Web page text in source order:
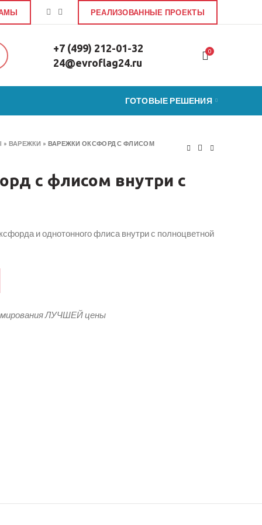
РЕАЛИЗОВАННЫЕ ПРОЕКТЫ
+7 (499) 212-01-32
24@evroflag24.ru
0
ГОТОВЫЕ РЕШЕНИЯ
» ВАРЕЖКИ » ВАРЕЖКИ ОКСФОРД С ФЛИСОМ
с флисом внутри с
и однотонного флиса внутри с полноцветной
ЛУЧШЕЙ цены